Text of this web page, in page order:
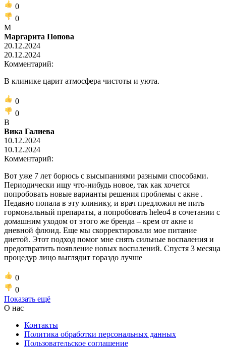
0
0
М
Маргарита Попова
20.12.2024
20.12.2024
Комментарий:
В клинике царит атмосфера чистоты и уюта.
0
0
В
Вика Галиева
10.12.2024
10.12.2024
Комментарий:
Вот уже 7 лет борюсь с высыпаниями разными способами.
Периодически ищу что-нибудь новое, так как хочется
попробовать новые варианты решения проблемы с акне .
Недавно попала в эту клинику, и врач предложил не пить
гормональный препараты, а попробовать heleo4 в сочетании с
домашним уходом от этого же бренда – крем от акне и
дневной флюид. Еще мы скорректировали мое питание
диетой. Этот подход помог мне снять сильные воспаления и
предотвратить появление новых воспалений. Спустя 3 месяца
процедур лицо выглядит гораздо лучше
0
0
Показать ещё
О нас
Контакты
Политика обработки персональных данных
Пользовательское соглашение